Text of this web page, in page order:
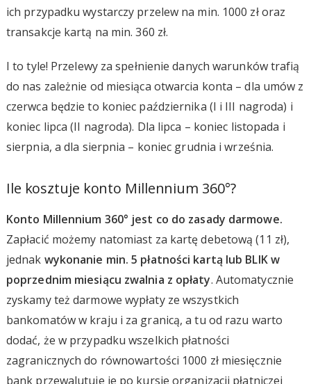
ich przypadku wystarczy przelew na min. 1000 zł oraz
transakcje kartą na min. 360 zł.
I to tyle! Przelewy za spełnienie danych warunków trafią
do nas zależnie od miesiąca otwarcia konta – dla umów z
czerwca będzie to koniec października (I i III nagroda) i
koniec lipca (II nagroda). Dla lipca – koniec listopada i
sierpnia, a dla sierpnia – koniec grudnia i września.
Ile kosztuje konto Millennium 360°?
Konto Millennium 360° jest co do zasady darmowe.
Zapłacić możemy natomiast za kartę debetową (11 zł),
jednak wykonanie min. 5 płatności kartą lub BLIK w
poprzednim miesiącu zwalnia z opłaty. Automatycznie
zyskamy też darmowe wypłaty ze wszystkich
bankomatów w kraju i za granicą, a tu od razu warto
dodać, że w przypadku wszelkich płatności
zagranicznych do równowartości 1000 zł miesięcznie
bank przewalutuje je po kursie organizacji płatniczej